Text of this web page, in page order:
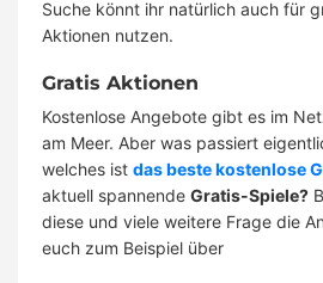
Suche könnt ihr natürlich auch für
Aktionen nutzen.
Gratis Aktionen
Kostenlose Angebote gibt es im
am Meer. Aber was passiert
welches ist das beste kostenlose
aktuell spannende Gratis-Spiele?
diese und viele weitere Frage die
euch zum Beispiel über